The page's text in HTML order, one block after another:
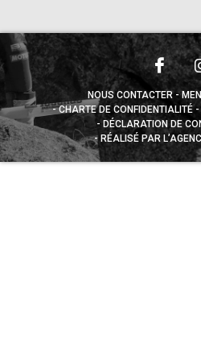
NOUS CONTACTER
CHARTE DE CONFIDENTIALITÉ
DÉCLARATION DE
RÉALISÉ PAR